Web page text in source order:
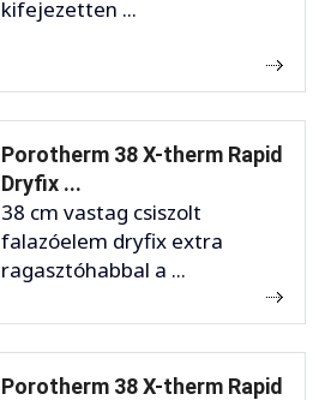
kifejezetten ...
Porotherm 38 X-therm Rapid
Dryfix ...
38 cm vastag csiszolt
falazóelem dryfix extra
ragasztóhabbal a ...
Porotherm 38 X-therm Rapid